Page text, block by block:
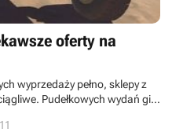
oferty na
wyprzedaży pełno, sklepy z
Pudełkowych wydań gier
wszystkich w Media